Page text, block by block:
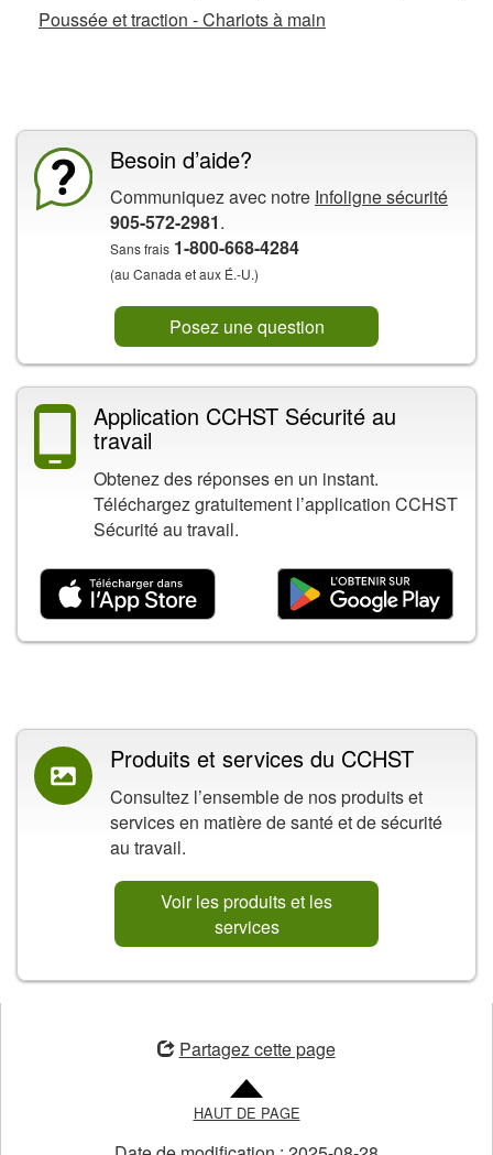
Poussée et traction - Chariots à main
Besoin d’aide?
Communiquez avec notre Infoligne sécurité
905-572-2981.
Sans frais 1-800-668-4284
(au Canada et aux É.-U.)
Posez une question
Application CCHST Sécurité au
travail
Obtenez des réponses en un instant.
Téléchargez gratuitement l’application CCHST
Sécurité au travail.
Produits et services du CCHST
Consultez l’ensemble de nos produits et
services en matière de santé et de sécurité
au travail.
Voir les produits et les
services
Partagez cette page
HAUT DE PAGE